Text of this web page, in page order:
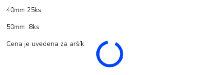
40mm 25ks
50mm 8ks
Cena je uvedena za aršík.